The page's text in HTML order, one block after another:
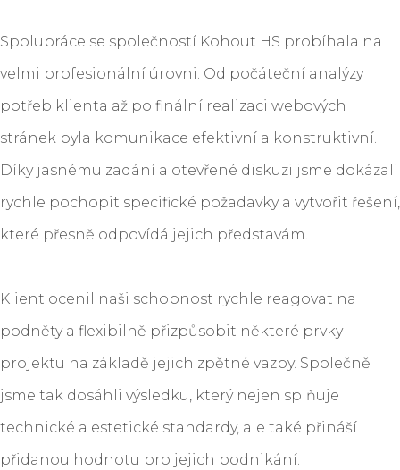
Spolupráce se společností Kohout HS probíhala na
velmi profesionální úrovni. Od počáteční analýzy
potřeb klienta až po finální realizaci webových
stránek byla komunikace efektivní a konstruktivní.
Díky jasnému zadání a otevřené diskuzi jsme dokázali
rychle pochopit specifické požadavky a vytvořit řešení,
které přesně odpovídá jejich představám.
Klient ocenil naši schopnost rychle reagovat na
podněty a flexibilně přizpůsobit některé prvky
projektu na základě jejich zpětné vazby. Společně
jsme tak dosáhli výsledku, který nejen splňuje
technické a estetické standardy, ale také přináší
přidanou hodnotu pro jejich podnikání.